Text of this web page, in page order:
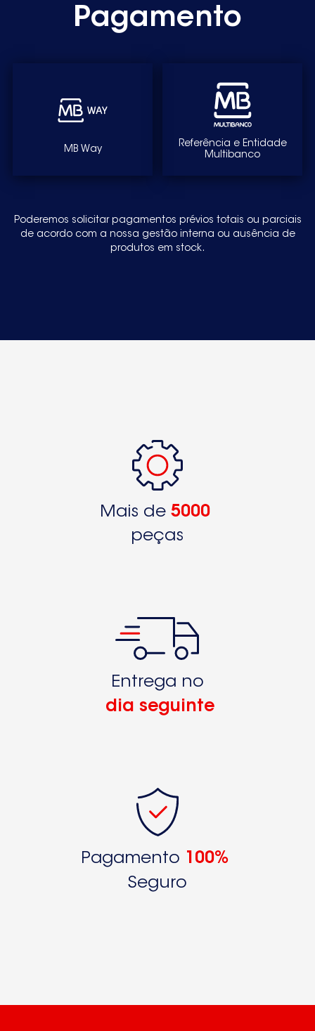
Pagamento
MB Way
Referência e Entidade
Multibanco
Poderemos solicitar pagamentos prévios totais ou parciais
de acordo com a nossa gestão interna ou ausência de
produtos em stock.
Mais de 5000
peças
Entrega no
dia seguinte
Pagamento
100%
Seguro